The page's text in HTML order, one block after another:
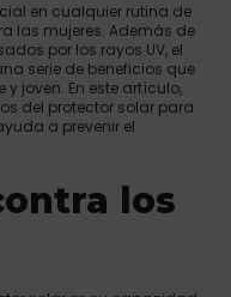
en cualquier rutina de
las mujeres. Además de
por los rayos UV, el
serie de beneficios que
joven. En este artículo,
del protector solar para
a prevenir el
los